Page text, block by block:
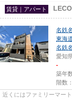
賃貸｜アパート
名鉄
東海
名鉄
愛知
-
築年
階数
近くにはファミリーマー